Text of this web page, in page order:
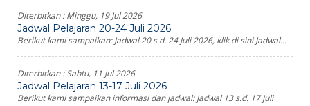
Diterbitkan :Minggu, 19 Jul 2026
Jadwal Pelajaran 20-24 Juli 2026
Berikut kami sampaikan: Jadwal 20 s.d. 24 Juli 2026, klik di sini Jadwal...
Diterbitkan :Sabtu, 11 Jul 2026
Jadwal Pelajaran 13-17 Juli 2026
Berikut kami sampaikan informasi dan jadwal: Jadwal 13 s.d. 17 Juli